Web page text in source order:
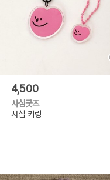
4,500
사심굿즈
사심 키링